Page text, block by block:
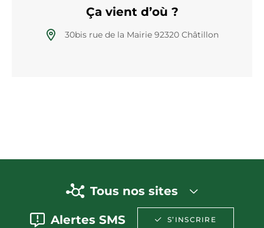
Ça vient d’où ?
30bis rue de la Mairie 92320 Châtillon
Tous nos sites
Alertes SMS S’INSCRIRE